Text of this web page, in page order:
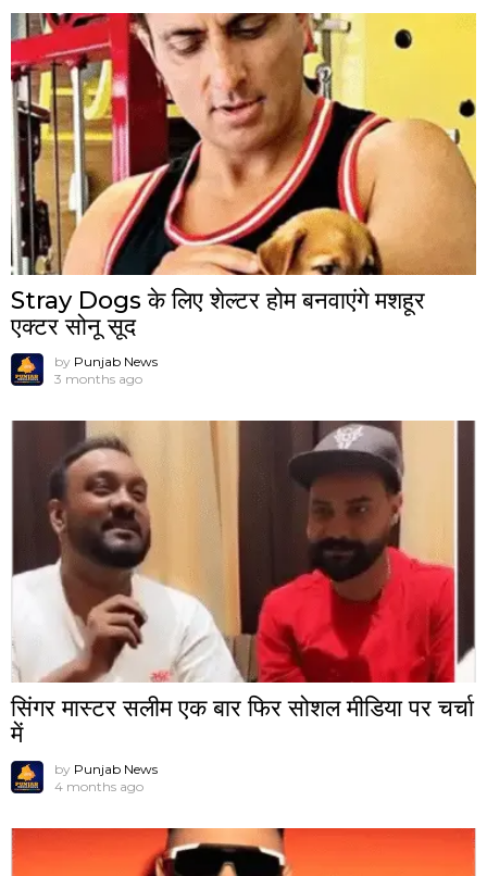
Stray Dogs के लिए शेल्टर होम बनवाएंगे मशहूर
एक्टर सोनू सूद
by Punjab News
3 months ago
सिंगर मास्टर सलीम एक बार फिर सोशल मीडिया पर चर्चा
में
by Punjab News
4 months ago